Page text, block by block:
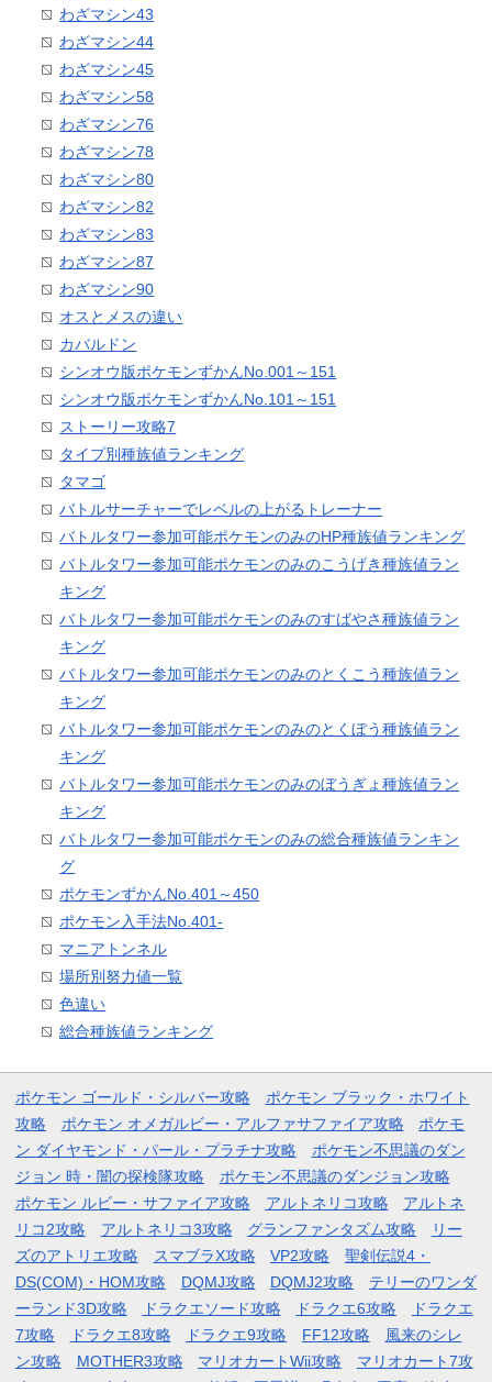
わざマシン43
わざマシン44
わざマシン45
わざマシン58
わざマシン76
わざマシン78
わざマシン80
わざマシン82
わざマシン83
わざマシン87
わざマシン90
オスとメスの違い
カバルドン
シンオウ版ポケモンずかんNo.001～151
シンオウ版ポケモンずかんNo.101～151
ストーリー攻略7
タイプ別種族値ランキング
タマゴ
バトルサーチャーでレベルの上がるトレーナー
バトルタワー参加可能ポケモンのみのHP種族値ランキング
バトルタワー参加可能ポケモンのみのこうげき種族値ラン
キング
バトルタワー参加可能ポケモンのみのすばやさ種族値ラン
キング
バトルタワー参加可能ポケモンのみのとくこう種族値ラン
キング
バトルタワー参加可能ポケモンのみのとくぼう種族値ラン
キング
バトルタワー参加可能ポケモンのみのぼうぎょ種族値ラン
キング
バトルタワー参加可能ポケモンのみの総合種族値ランキン
グ
ポケモンずかんNo.401～450
ポケモン入手法No.401-
マニアトンネル
場所別努力値一覧
色違い
総合種族値ランキング
ポケモン ゴールド・シルバー攻略
ポケモン ブラック・ホワイト
攻略
ポケモン オメガルビー・アルファサファイア攻略
ポケモ
ン ダイヤモンド・パール・プラチナ攻略
ポケモン不思議のダン
ジョン 時・闇の探検隊攻略
ポケモン不思議のダンジョン攻略
ポケモン ルビー・サファイア攻略
アルトネリコ攻略
アルトネ
リコ2攻略
アルトネリコ3攻略 グランファンタズム攻略
リー
ズのアトリエ攻略
スマブラX攻略 VP2攻略
聖剣伝説4・
DS(COM)・HOM攻略
DQMJ攻略 DQMJ2攻略
テリーのワンダ
ーランド3D攻略
ドラクエソード攻略 ドラクエ6攻略
ドラクエ
7攻略
ドラクエ8攻略 ドラクエ9攻略 FF12攻略
風来のシレ
ン攻略
MOTHER3攻略 マリオカートWii攻略
マリオカート7攻